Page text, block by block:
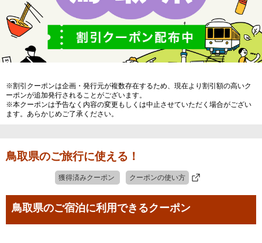
※割引クーポンは企画・発行元が複数存在するため、現在より割引額の高いク
ーポンが追加発行されることがございます。
※本クーポンは予告なく内容の変更もしくは中止させていただく場合がござい
ます。あらかじめご了承ください。
鳥取県のご旅行に使える！
獲得済みクーポン クーポンの使い方
鳥取県のご宿泊に利用できるクーポン